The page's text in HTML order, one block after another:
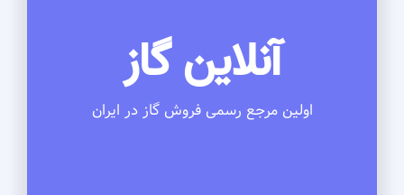
آنلاین گاز
اولین مرجع رسمی فروش گاز در ایران